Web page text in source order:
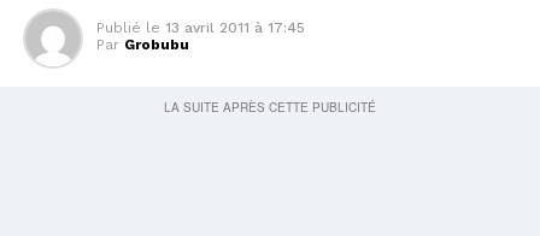
Publié le 13 avril 2011 à 17:45
Par Grobubu